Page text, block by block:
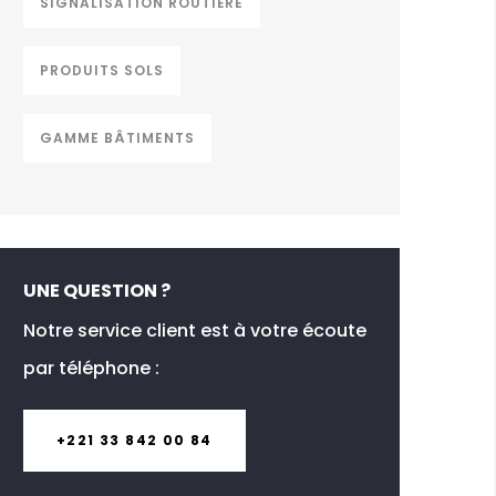
PRODUITS SOLS
GAMME BÂTIMENTS
UNE QUESTION ?
Notre service client est à votre écoute
par téléphone :
+221 33 842 00 84